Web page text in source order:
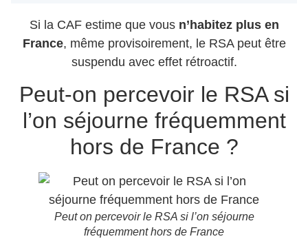
Si la CAF estime que vous n’habitez plus en
France, même provisoirement, le RSA peut être
suspendu avec effet rétroactif.
Peut-on percevoir le RSA si
l’on séjourne fréquemment
hors de France ?
Peut on percevoir le RSA si l’on séjourne
fréquemment hors de France